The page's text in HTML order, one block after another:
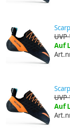
UVP
Auf
UVP
Auf